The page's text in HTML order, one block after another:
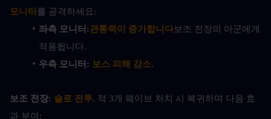
모니터 를 공격하세요:
좌측 모니터:관통력이 증가합니다보조 전장의 아군에게
적용됩니다.
우측 모니터: 보스 피해 감소.
보조 전장: 솔로 전투. 적 3개 웨이브 처치 시 복귀하며 다음 효
과 부여: